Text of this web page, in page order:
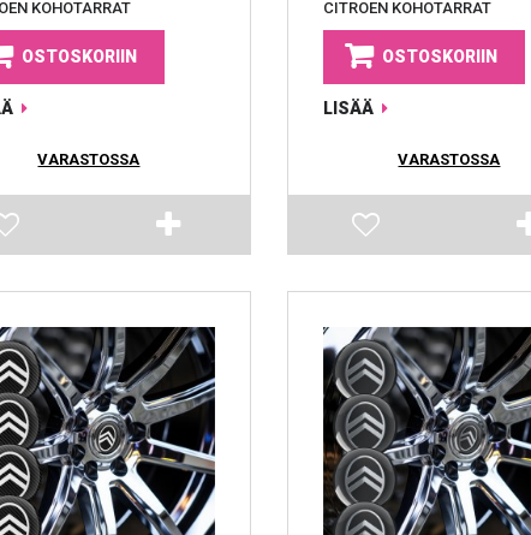
KOHOTARRAT
OSTOSKORIIN
VARASTOSSA
CITROEN KOHOTARRAT
OSTOSKORIIN
LISÄÄ
VARASTOSSA